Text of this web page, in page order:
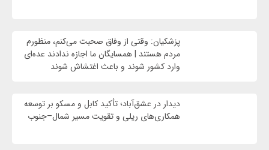
پزشکیان: وقتی از وفاق صحبت می‌کنم، منظورم
مردم هستند | همسایگان ما اجازه ندادند عده‌ای
وارد کشور شوند و باعث اغتشاش شوند
دیدار در عشق‌آباد؛ تأکید کابل و مسکو بر توسعه
همکاری‌های ریلی و تقویت مسیر شمال–جنوب